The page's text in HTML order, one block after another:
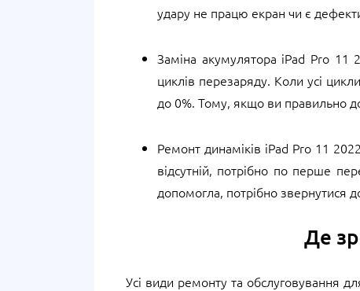
удару не працю екран чи є
Заміна акумулятора iPad Pro
циклів перезаряду. Коли усі
до 0%. Тому, якщо ви правильно
Ремонт динаміків iPad Pro 11
відсутній, потрібно по перше
допомогла, потрібно звернутися
Де
Усі види ремонту та обслуговування